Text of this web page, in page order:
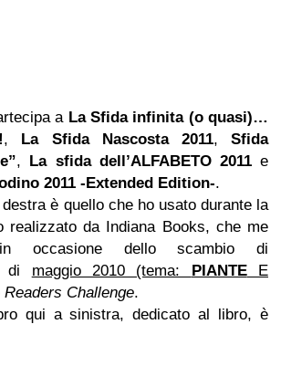
a La Sfida infinita (o quasi)…
, La Sfida Nascosta 2011,Sfida
, La sfida dell’ALFABETO 2011e
2011 -Extended Edition-.
è quello che ho usato durante la
realizzato da Indiana Books, che me
occasione dello scambio di
di maggio 2010 (tema: PIANTEE
Readers Challenge.
qui a sinistra, dedicato al libro, è